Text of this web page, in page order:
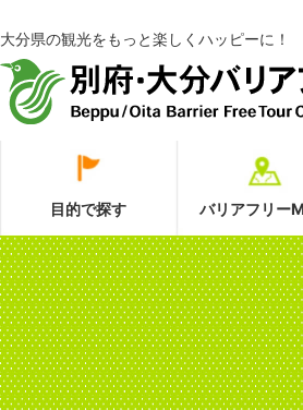
大分県の観光をもっと楽しくハッピーに！
目的で探す バリアフリー